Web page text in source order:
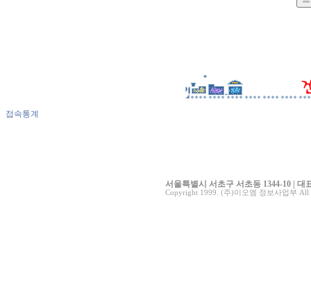
접속통계
서울특별시 서초구 서초동 1344-10 | 대
Copyright 1999. (주)이오엠 정보사업부 All